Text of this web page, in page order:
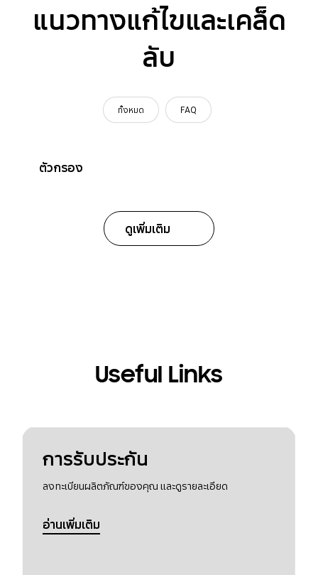
แนวทางแก้ไขและเคล็ด
ลับ
ทั้งหมด FAQ
ตัวกรอง
ดูเพิ่มเติม
Useful Links
การรับประกัน
ลงทะเบียนผลิตภัณฑ์ของคุณ และดูรายละเอียด
อ่านเพิ่มเติม